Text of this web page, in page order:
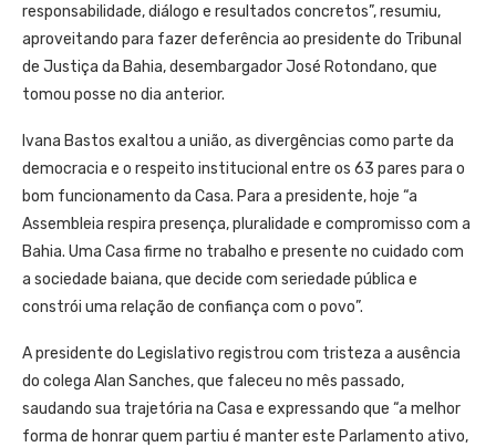
responsabilidade, diálogo e resultados concretos”, resumiu,
aproveitando para fazer deferência ao presidente do Tribunal
de Justiça da Bahia, desembargador José Rotondano, que
tomou posse no dia anterior.
Ivana Bastos exaltou a união, as divergências como parte da
democracia e o respeito institucional entre os 63 pares para o
bom funcionamento da Casa. Para a presidente, hoje “a
Assembleia respira presença, pluralidade e compromisso com a
Bahia. Uma Casa firme no trabalho e presente no cuidado com
a sociedade baiana, que decide com seriedade pública e
constrói uma relação de confiança com o povo”.
A presidente do Legislativo registrou com tristeza a ausência
do colega Alan Sanches, que faleceu no mês passado,
saudando sua trajetória na Casa e expressando que “a melhor
forma de honrar quem partiu é manter este Parlamento ativo,